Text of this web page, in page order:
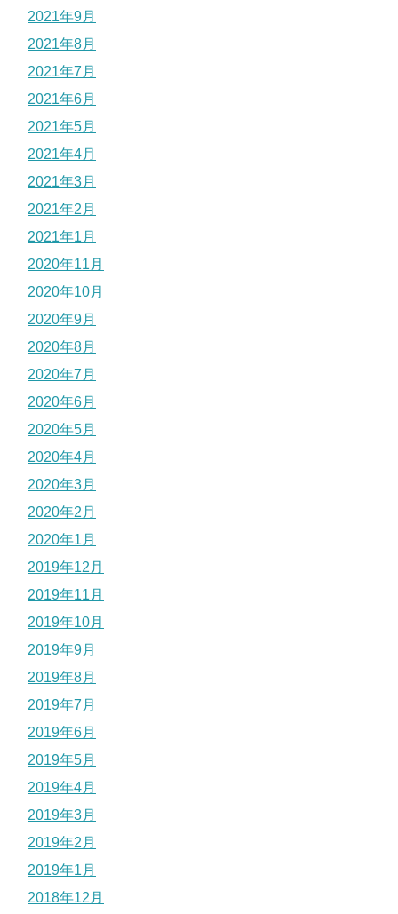
2021年9月
2021年8月
2021年7月
2021年6月
2021年5月
2021年4月
2021年3月
2021年2月
2021年1月
2020年11月
2020年10月
2020年9月
2020年8月
2020年7月
2020年6月
2020年5月
2020年4月
2020年3月
2020年2月
2020年1月
2019年12月
2019年11月
2019年10月
2019年9月
2019年8月
2019年7月
2019年6月
2019年5月
2019年4月
2019年3月
2019年2月
2019年1月
2018年12月